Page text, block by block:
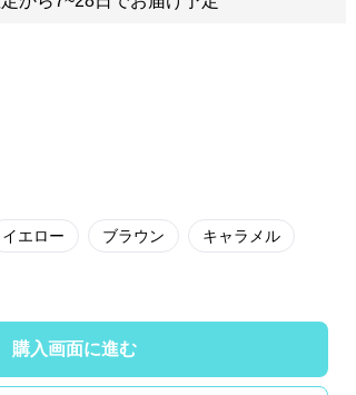
イエロー ブラウン キャラメル
購入画面に進む